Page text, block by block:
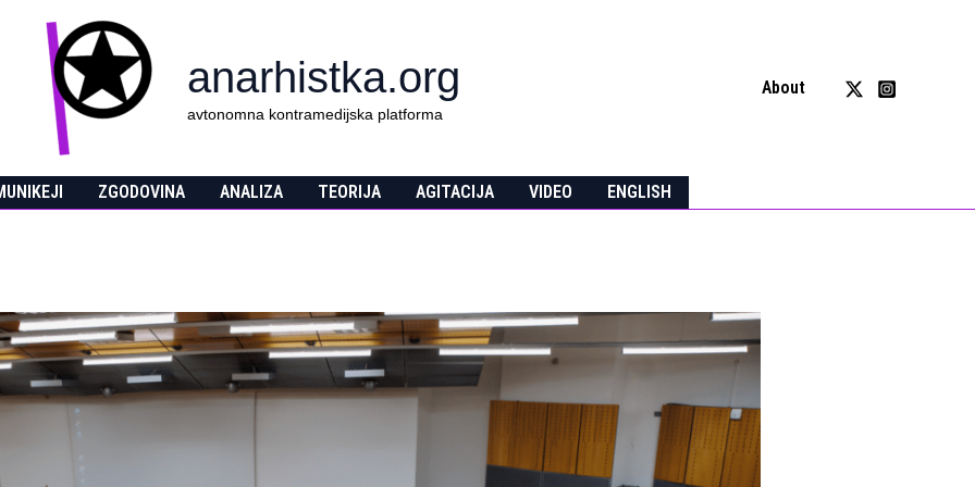
anarhistka.org
avtonomna kontramedijska platforma
About
ZGODOVINA ANALIZA TEORIJA AGITACIJA VIDEO ENGLISH